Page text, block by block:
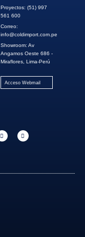
Proyectos: (51) 997
561 600
Correo:
info@coldimport.com.pe
Showroom: Av
Angamos Oeste 686 -
Miraflores, Lima-Perú
Acceso Webmail